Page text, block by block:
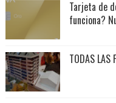
Tarjeta de
funciona?
TODAS LAS